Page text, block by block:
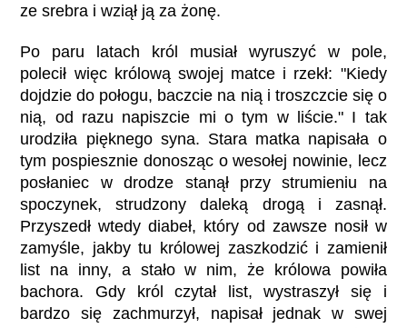
ze srebra i wziął ją za żonę.
Po paru latach król musiał wyruszyć w pole,
polecił więc królową swojej matce i rzekł: "Kiedy
dojdzie do połogu, baczcie na nią i troszczcie się o
nią, od razu napiszcie mi o tym w liście." I tak
urodziła pięknego syna. Stara matka napisała o
tym pospiesznie donosząc o wesołej nowinie, lecz
posłaniec w drodze stanął przy strumieniu na
spoczynek, strudzony daleką drogą i zasnął.
Przyszedł wtedy diabeł, który od zawsze nosił w
zamyśle, jakby tu królowej zaszkodzić i zamienił
list na inny, a stało w nim, że królowa powiła
bachora. Gdy król czytał list, wystraszył się i
bardzo się zachmurzył, napisał jednak w swej